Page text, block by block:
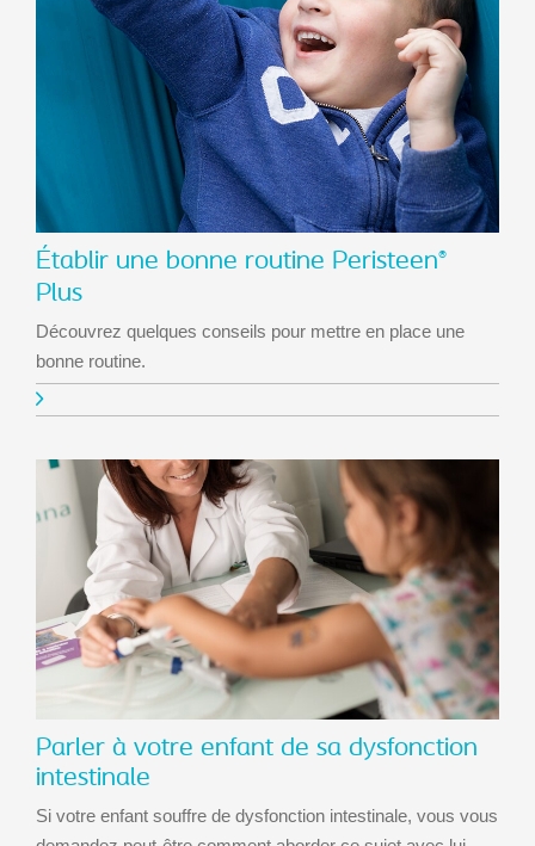
Établir une bonne routine Peristeen®
Plus
Découvrez quelques conseils pour mettre en place une
bonne routine.
Parler à votre enfant de sa dysfonction
intestinale
Si votre enfant souffre de dysfonction intestinale, vous vous